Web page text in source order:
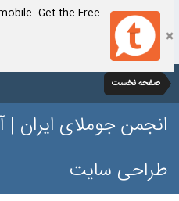
Get the Free
صفحه نخست
انجمن جوملای ایران
طراحی سایت